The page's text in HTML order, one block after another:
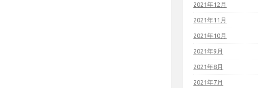
2021年12月
2021年11月
2021年10月
2021年9月
2021年8月
2021年7月